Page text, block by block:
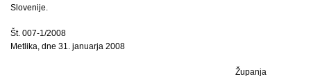
Slovenije.
Št. 007-1/2008
Metlika, dne 31. januarja 2008
Županja